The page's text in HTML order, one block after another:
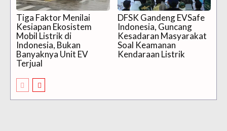
Tiga Faktor Menilai
Kesiapan Ekosistem
Mobil Listrik di
Indonesia, Bukan
Banyaknya Unit EV
Terjual
DFSK Gandeng EVSafe
Indonesia, Guncang
Kesadaran Masyarakat
Soal Keamanan
Kendaraan Listrik